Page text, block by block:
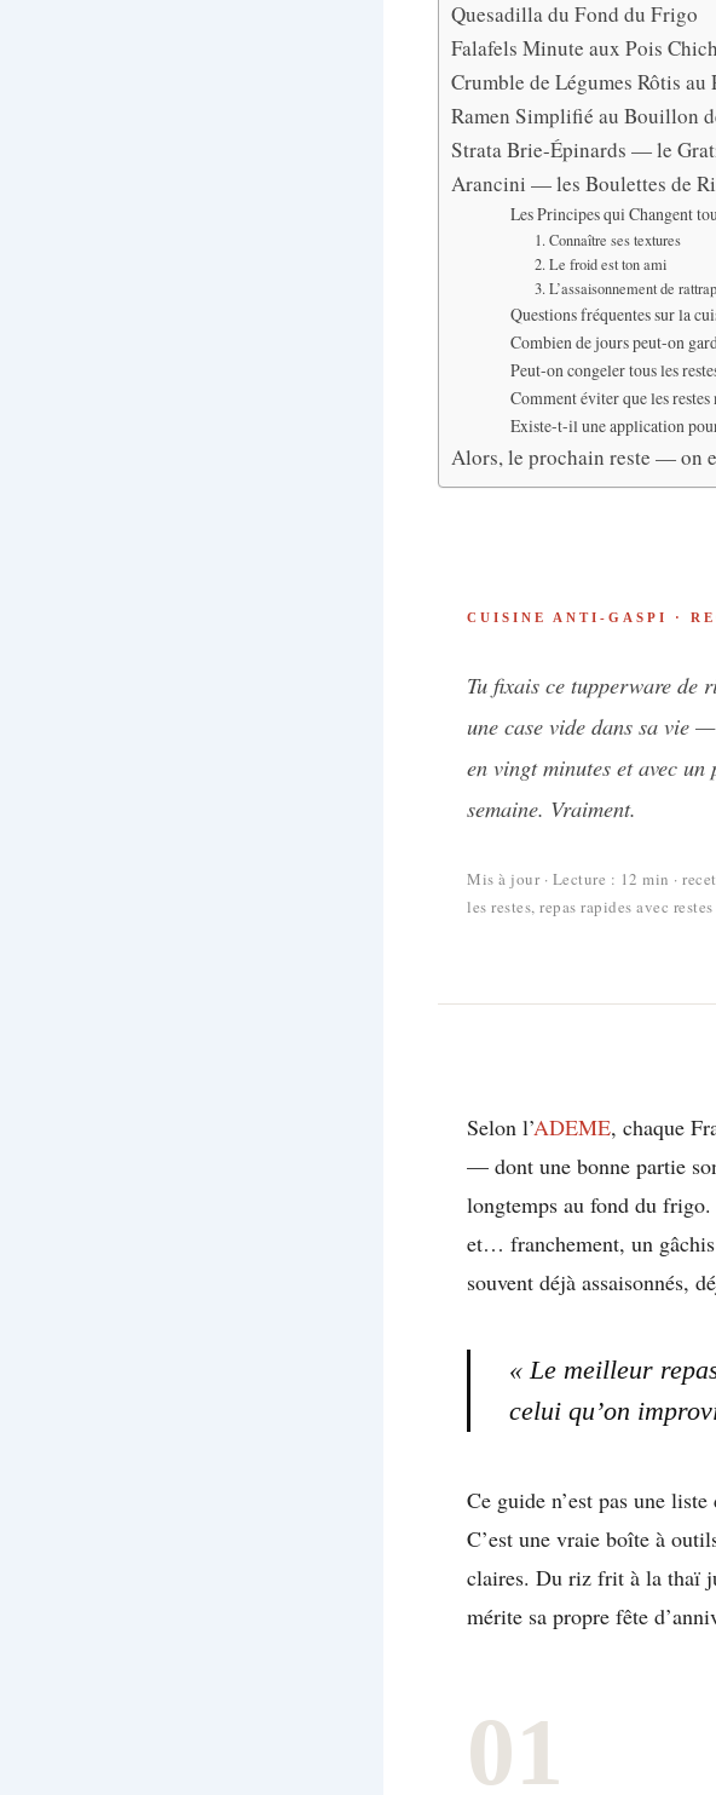
Quesadilla du Fond du Frigo
Falafels Minute aux Pois
Crumble de Légumes Rôtis au
Ramen Simplifié au Bouillon
Strata Brie-Épinards — le
Arancini — les Boulettes de
Les Principes qui Changent
1. Connaître ses textures
2. Le froid est ton ami
3. L’assaisonnement de
Questions fréquentes sur la
Combien de jours peut-on
Peut-on congeler tous les
Comment éviter que les
Existe-t-il une application
Alors, le prochain reste — on
CUISINE ANTI-GASPI ·
Tu fixais ce tupperware de
une case vide dans sa vie
en vingt minutes et avec un
semaine. Vraiment.
Mis à jour · Lecture : 12 min ·
les restes, repas rapides avec restes
Selon l’ADEME, chaque
— dont une bonne partie
longtemps au fond du frigo.
et… franchement, un
souvent déjà assaisonnés,
« Le meilleur
celui qu’on
Ce guide n’est pas une
C’est une vraie boîte à
claires. Du riz frit à la thaï
mérite sa propre fête
01